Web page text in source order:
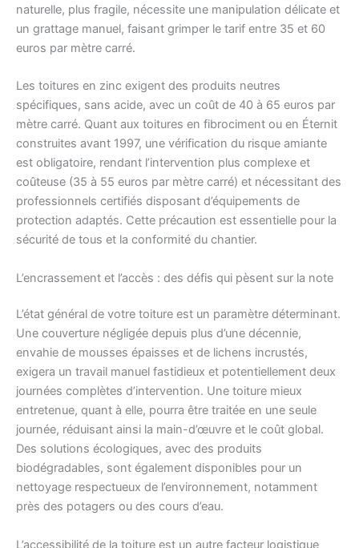
naturelle, plus fragile, nécessite une manipulation délicate et
un grattage manuel, faisant grimper le tarif entre 35 et 60
euros par mètre carré.
Les toitures en zinc exigent des produits neutres
spécifiques, sans acide, avec un coût de 40 à 65 euros par
mètre carré. Quant aux toitures en fibrociment ou en Éternit
construites avant 1997, une vérification du risque amiante
est obligatoire, rendant l’intervention plus complexe et
coûteuse (35 à 55 euros par mètre carré) et nécessitant des
professionnels certifiés disposant d’équipements de
protection adaptés. Cette précaution est essentielle pour la
sécurité de tous et la conformité du chantier.
L’encrassement et l’accès : des défis qui pèsent sur la note
L’état général de votre toiture est un paramètre déterminant.
Une couverture négligée depuis plus d’une décennie,
envahie de mousses épaisses et de lichens incrustés,
exigera un travail manuel fastidieux et potentiellement deux
journées complètes d’intervention. Une toiture mieux
entretenue, quant à elle, pourra être traitée en une seule
journée, réduisant ainsi la main-d’œuvre et le coût global.
Des solutions écologiques, avec des produits
biodégradables, sont également disponibles pour un
nettoyage respectueux de l’environnement, notamment
près des potagers ou des cours d’eau.
L’accessibilité de la toiture est un autre facteur logistique